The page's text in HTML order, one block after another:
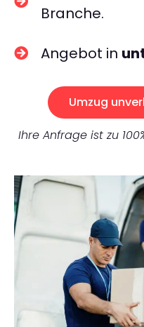
Branche.
Angebot in
Umzug
Ihre Anfrage ist zu